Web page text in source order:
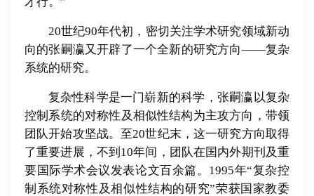
20世纪90年代初，密切关注学术研究领域新动
向的张嗣瀛又开辟了一个全新的研究方向——复杂
系统的研究。
复杂性科学是一门崭新的科学，张嗣瀛以复杂
控制系统的对称性及相似性结构为主攻方向，带领
团队开始攻坚战。至20世纪末，这一研究方向取得
了重要进展，不到10年间，团队在国内外期刊及重
要国际学术会议发表论文百余篇。1995年“复杂控
制系统对称性及相似性结构的研究”荣获国家教委